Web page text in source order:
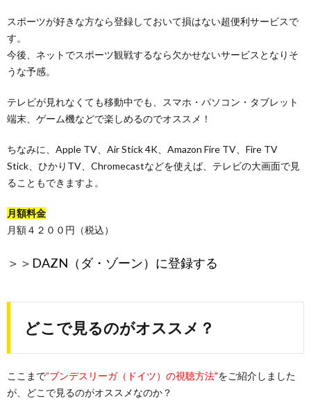
スポーツが好きな方なら登録しておいて損はない超便利サービスで
す。
今後、ネットでスポーツ観戦するなら欠かせないサービスとなりそ
うな予感。
テレビが見れなくても移動中でも、スマホ・パソコン・タブレット
端末、ゲーム機などで楽しめるのでオススメ！
ちなみに、Apple TV、Air Stick 4K、Amazon Fire TV、Fire TV
Stick、ひかりTV、Chromecastなどを使えば、テレビの大画面で見
ることもできますよ。
月額料金
月額４２００円（税込）
＞＞ DAZN（ダ・ゾーン）に登録する
どこで見るのがオススメ？
ここまで”ブンデスリーガ（ドイツ）の視聴方法”をご紹介しました
が、どこで見るのがオススメなのか？